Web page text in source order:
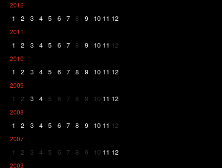
2012
1 2 3 4 5 6 7 8 9 10 11 12
2011
1 2 3 4 5 6 7 8 9 10 11 12
2010
1 2 3 4 5 6 7 8 9 10 11 12
2009
1 2 3 4 5 6 7 8 9 10 11 12
2008
1 2 3 4 5 6 7 8 9 10 11 12
2007
1 2 3 4 5 6 7 8 9 10 11 12
2003